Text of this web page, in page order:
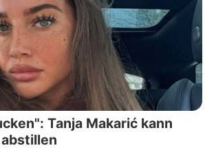
Tanja Makarić kann